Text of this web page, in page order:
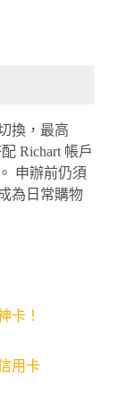
換，最高
Richart 帳戶
申辦前仍須
為日常購物
卡！
用卡